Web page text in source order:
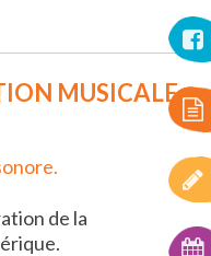
MUSICALE
de la